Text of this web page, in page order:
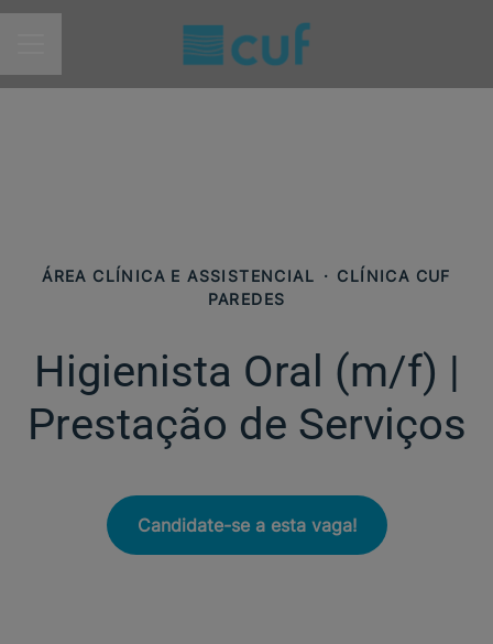
MENU DE CARREIRAS
ÁREA CLÍNICA E ASSISTENCIAL · CLÍNICA CUF
PAREDES
Higienista Oral (m/f) |
Prestação de Serviços
Candidate-se a esta vaga!